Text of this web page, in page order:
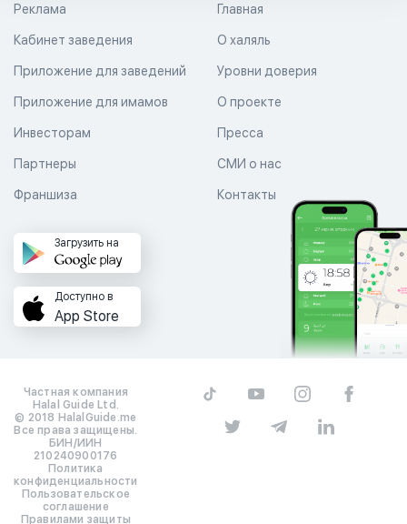
Главная
О халяль
Уровни доверия
Реклама
Кабинет заведения
Приложение для заведений
Приложение для имамов О проекте
Пресса
СМИ о нас
Контакты
Инвесторам
Партнеры
Франшиза
Загрузить на
Доступно в
App Store
Частная компания
Halal Guide Ltd.
© 2018 HalalGuide.me
Все права защищены.
БИН/ИИН
210240900176
Политика
конфиденциальности
Пользовательское
соглашение
Правилами защиты